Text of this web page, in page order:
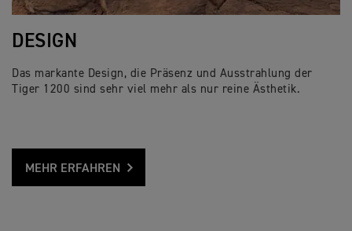
DESIGN
Das markante Design, die Präsenz und Ausstrahlung der
Tiger 1200 sind sehr viel mehr als nur reine Ästhetik.
MEHR ERFAHREN